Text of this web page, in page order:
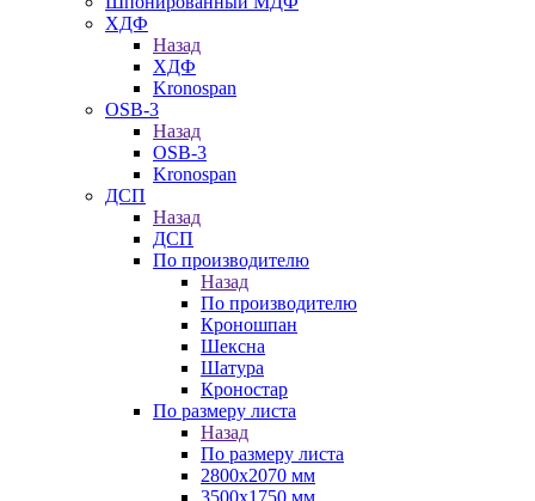
ХДФ
Назад
ХДФ
Kronospan
OSB-3
Назад
OSB-3
Kronospan
ДСП
Назад
ДСП
По производителю
Назад
По производителю
Кроношпан
Шексна
Шатура
Кроностар
По размеру листа
Назад
По размеру листа
2800х2070 мм
3500х1750 мм